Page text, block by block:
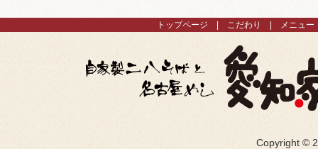
トップページ こだわり メニュー
Copyright ©